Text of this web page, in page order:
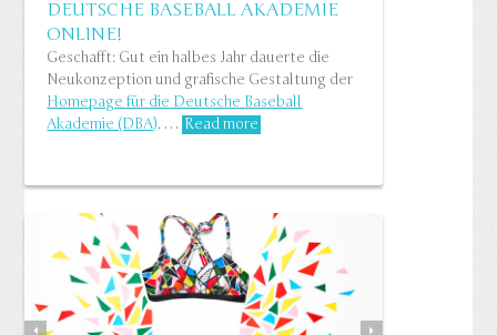
DEUTSCHE BASEBALL AKADEMIE
ONLINE!
Geschafft: Gut ein halbes Jahr dauerte die
Neukonzeption und grafische Gestaltung der
Homepage für die Deutsche Baseball
Akademie (DBA). … Read more
SHAPE SENSATION KAMPAGNE
Konzept für Triumph (Asien)…Read more